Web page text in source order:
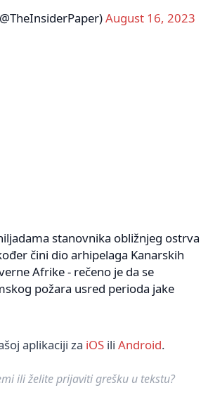
August 16, 2023
stanovnika obližnjeg ostrva
čini dio arhipelaga Kanarskih
Afrike - rečeno je da se
požara usred perioda jake
aplikaciji za iOS ili Android.
ili želite prijaviti grešku u tekstu?